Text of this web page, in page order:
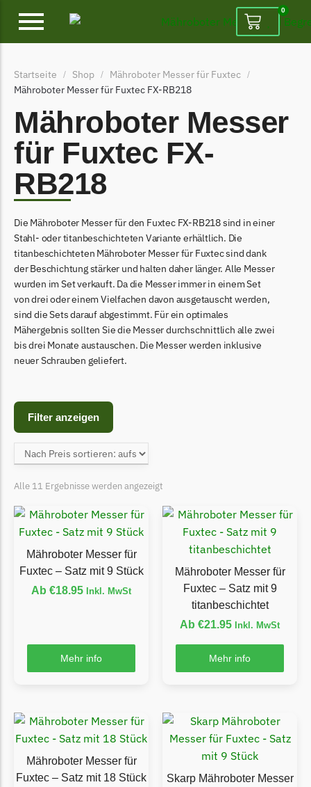
Alpina Messer
Ambrogio
Ambrogio Messer
Begrenzungsdraht
Belrobotics
Belrobotics Messer
Begrenzungsdraht
Black & Decker
Black & Decker Messer
Begrenzungsdraht
Bosch Indego
Bosch Indego Messer
Central Park
Central Park Messer
Begrenzungsdraht
Cramer
Begrenzungsdraht
Cub Cadet
Cub Cadet Messer
Begrenzungsdraht
Einhell
Etesia
Etesia Messer
Begrenzungsdraht
0
Startseite / Shop / Mähroboter Messer für Fuxtec /
Mähroboter Messer für Fuxtec FX-RB218
Mähroboter Messer
für Fuxtec FX-
RB218
Die Mähroboter Messer für den Fuxtec FX-RB218 sind in einer
Stahl- oder titanbeschichteten Variante erhältlich. Die
titanbeschichteten Mähroboter Messer für Fuxtec sind dank
der Beschichtung stärker und halten daher länger. Alle Messer
wurden im Set verkauft. Da die Messer immer in einem Set
von drei oder einem Vielfachen davon ausgetauscht werden,
sind die Sets darauf abgestimmt. Für ein optimales
Mähergebnis sollten Sie die Messer durchschnittlich alle zwei
bis drei Monate austauschen. Die Messer werden inklusive
neuer Schrauben geliefert.
Filter anzeigen
Alle 11 Ergebnisse werden angezeigt
Mähroboter Messer für
Fuxtec – Satz mit 9 Stück
Ab €18.95 Inkl. MwSt
Mehr info
Mähroboter Messer für
Fuxtec – Satz mit 9
titanbeschichtet
Ab €21.95 Inkl. MwSt
Mehr info
Mähroboter Messer für
Fuxtec – Satz mit 18 Stück
Skarp Mähroboter Messer